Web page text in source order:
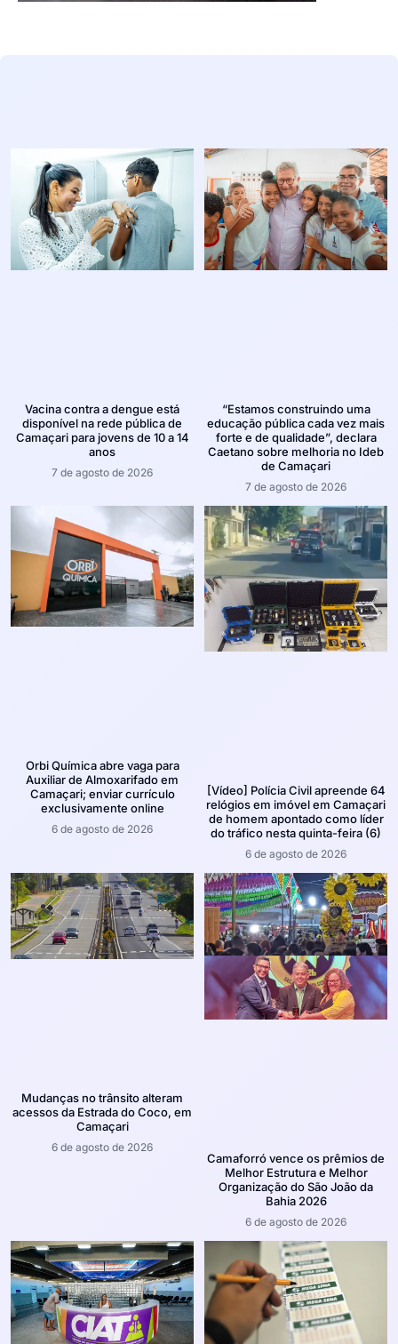
Vacina contra a dengue está
disponível na rede pública de
Camaçari para jovens de 10 a 14
anos
7 de agosto de 2026
“Estamos construindo uma
educação pública cada vez mais
forte e de qualidade”, declara
Caetano sobre melhoria no Ideb
de Camaçari
7 de agosto de 2026
Orbi Química abre vaga para
Auxiliar de Almoxarifado em
Camaçari; enviar currículo
exclusivamente online
6 de agosto de 2026
[Vídeo] Polícia Civil apreende 64
relógios em imóvel em Camaçari
de homem apontado como líder
do tráfico nesta quinta-feira (6)
6 de agosto de 2026
Mudanças no trânsito alteram
acessos da Estrada do Coco, em
Camaçari
6 de agosto de 2026
Camaforró vence os prêmios de
Melhor Estrutura e Melhor
Organização do São João da
Bahia 2026
6 de agosto de 2026